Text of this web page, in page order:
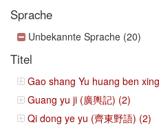
Sprache
Unbekannte Sprache (20)
Titel
Gao shang Yu huang ben
Guang yu ji (廣輿記) (2)
Qi dong ye yu (齊東野語) (2)